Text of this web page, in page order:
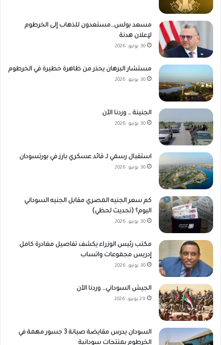
مسعد بولس…مستعدون للذهاب إلى الخرطوم
لإعلان هدنة
30 يونيو، 2026
مستشار البرهان يحذر من ظاهرة خطيرة في الخرطوم
30 يونيو، 2026
الجنينة … وردنا الآن
30 يونيو، 2026
استقبال رسمي لـ قائد عسكري بارز في بورتسودان
30 يونيو، 2026
كم سعر الجنيه المصري مقابل الجنيه السوداني
اليوم؟ (تحديث لحظي)
30 يونيو، 2026
مكتب رئيس الوزراء يكشف تفاصيل مغادرة كامل
إدريس مجموعات واتساب
30 يونيو، 2026
الجيش السوداني… وردنا الآن
29 يونيو، 2026
السودان يدرس مقايضة صيانة 3 جسور مهمة في
الخرطوم بمنتجات سودانية